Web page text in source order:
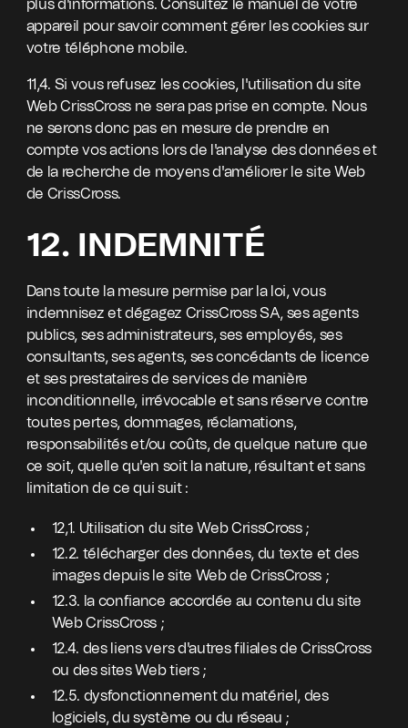
plus d'informations. Consultez le manuel de votre
appareil pour savoir comment gérer les cookies sur
votre téléphone mobile.
11,4. Si vous refusez les cookies, l'utilisation du site
Web CrissCross ne sera pas prise en compte. Nous
ne serons donc pas en mesure de prendre en
compte vos actions lors de l'analyse des données et
de la recherche de moyens d'améliorer le site Web
de CrissCross.
12. INDEMNITÉ
Dans toute la mesure permise par la loi, vous
indemnisez et dégagez CrissCross SA, ses agents
publics, ses administrateurs, ses employés, ses
consultants, ses agents, ses concédants de licence
et ses prestataires de services de manière
inconditionnelle, irrévocable et sans réserve contre
toutes pertes, dommages, réclamations,
responsabilités et/ou coûts, de quelque nature que
ce soit, quelle qu'en soit la nature, résultant et sans
limitation de ce qui suit :
12,1. Utilisation du site Web CrissCross ;
12.2. télécharger des données, du texte et des
images depuis le site Web de CrissCross ;
12.3. la confiance accordée au contenu du site
Web CrissCross ;
12.4. des liens vers d'autres filiales de CrissCross
ou des sites Web tiers ;
12.5. dysfonctionnement du matériel, des
logiciels, du système ou du réseau ;